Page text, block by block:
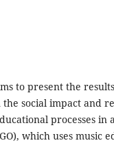
to present the
social impact and
processes in
which uses music